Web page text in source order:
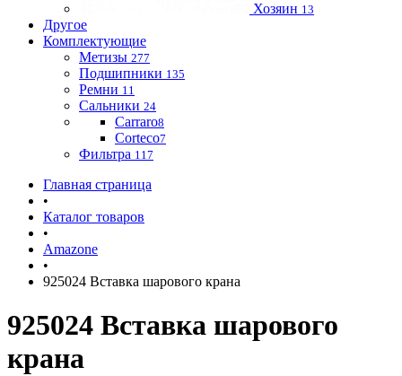
Хозяин 13
Другое
Комплектующие
Метизы 277
Подшипники 135
Ремни 11
Сальники 24
Carraro8
Corteco7
Фильтра 117
Главная страница
•
Каталог товаров
•
Amazone
•
925024 Вставка шарового крана
925024 Вставка шарового
крана